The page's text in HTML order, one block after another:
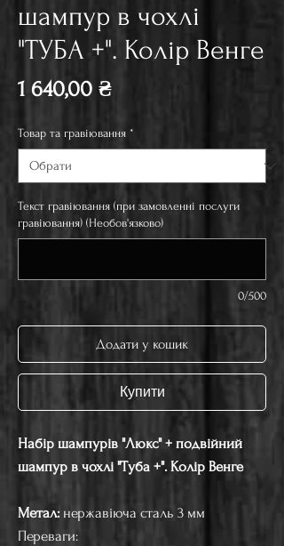
шампур в чохлі
"ТУБА +". Колір Венге
1 640,00 ₴Ціна
Товар та гравіювання *
Текст гравіювання (при замовленні послуги
гравіювання) (Необов'язково)
0/500
Додати у кошик
Купити
Набір шампурів "Люкс" + подвійний
шампур в чохлі "Туба +". Колір Венге
Метал: нержавіюча сталь 3 мм
Переваги: